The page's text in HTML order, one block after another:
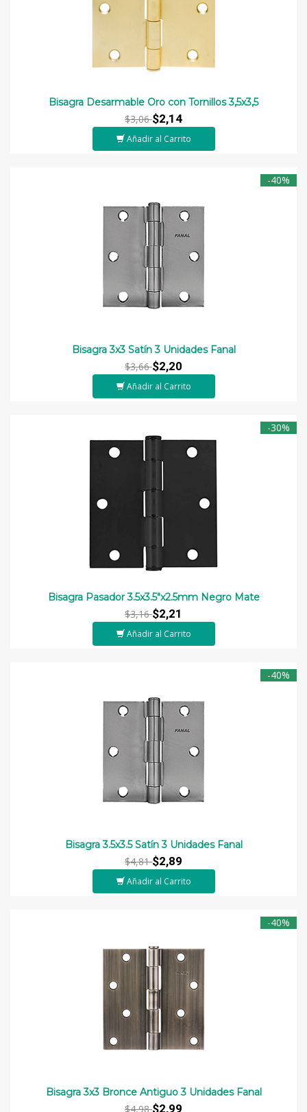
Bisagra Desarmable Oro con Tornillos 3,5x3,5
$3,06$2,14
Añadir al Carrito
-40%
Bisagra 3x3 Satín 3 Unidades Fanal
$3,66$2,20
Añadir al Carrito
-30%
Bisagra Pasador 3.5x3.5"x2.5mm Negro Mate
$3,16$2,21
Añadir al Carrito
-40%
Bisagra 3.5x3.5 Satín 3 Unidades Fanal
$4,81$2,89
Añadir al Carrito
-40%
Bisagra 3x3 Bronce Antiguo 3 Unidades Fanal
$4,98$2,99